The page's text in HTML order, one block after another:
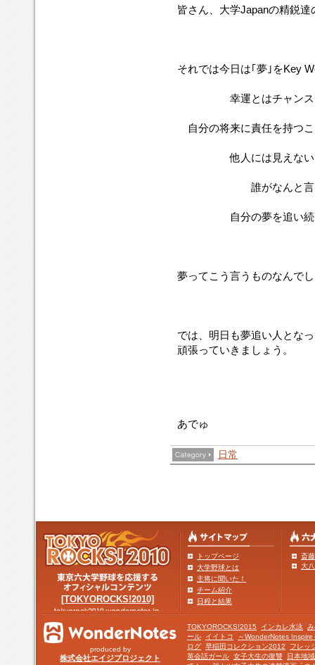
皆さん、大学Japanの精鋭
それでは今日は｢夢｣をKey
幸運とはチャンスを
自分の将来に責任を持つ
他人には見えない目
誰がなんと言お
自分の夢を追い続け
夢ってこう言うものなんで
では、明日も夢追い人とな
頑張っていきましょう。
あでゅ
日常
[TOKYOROCKS!2010]
トップページ
大学野球とは
主将に聞いた！
チーム紹介
日程と結果
斎
大
produced by
株式会社エイジプロジェクト
TOKYOROCKS!2015 インカレ水泳
ール
イイトコ
～WonderNotes Inspire
ログ 早稲田コレクション2012
フレッ
英会話ガール 女子大生の復讐
日本地